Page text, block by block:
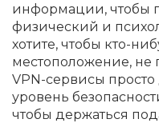
информации, чтобы
физический и
хотите, чтобы кто-
местоположение, не
VPN-сервисы
уровень
чтобы держаться